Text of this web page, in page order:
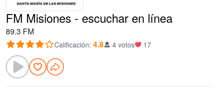
FM Misiones - escuchar en línea
89.3 FM
Calificación: 4.8 4 votos 17